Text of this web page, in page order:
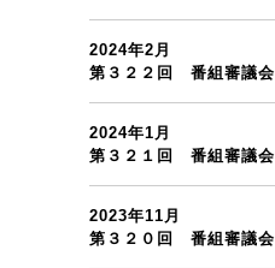
2024年2月
第３２２回 番組審議会
2024年1月
第３２１回 番組審議会
2023年11月
第３２０回 番組審議会